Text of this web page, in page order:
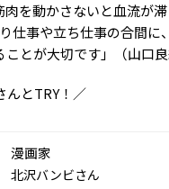
肉を動かさないと血流が
仕事や立ち仕事の合間に
とが大切です」（山口良
んとTRY！／
漫画家
北沢バンビさん